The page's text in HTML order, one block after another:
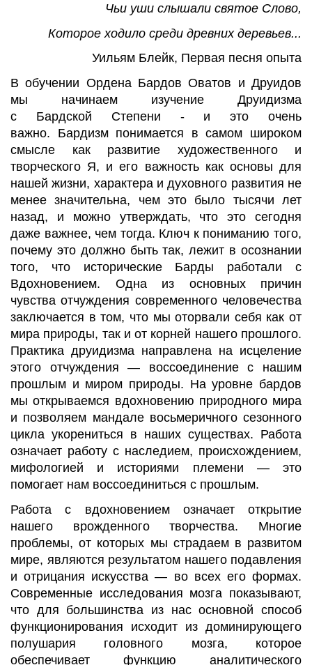
Чьи уши слышали святое Слово,
Которое ходило среди древних деревьев...
Уильям Блейк, Первая песня опыта
В обучении Ордена БардовОватов и Друидов
мы начинаем изучение Друидизма
с Бардской Степени - и это очень
важно. Бардизмпонимается в самом широком
смысле как развитие художественного и
творческого Я, и его важность как основы для
нашей жизни, характера и духовного развития не
менее значительна, чем это было тысячи лет
назад, и можно утверждать, что это сегодня
даже важнее, чем тогда. Ключ к пониманию того,
почему это должно быть так, лежит в осознании
того, что исторические Барды работали с
Вдохновением. Однаиз основных причин
чувства отчуждения современного человечества
заключается в том, что мы оторвали себя как от
мира природы, так и от корней нашего прошлого.
Практика друидизма направлена на исцеление
этого отчуждения— воссоединение с нашим
прошлым и миром природы. На уровне бардов
мы открываемся вдохновению природного мира
и позволяем мандалевосьмеричного сезонного
цикла укорениться в наших существах. Работа
означает работу с наследием, происхождением,
мифологией и историями племени —это
помогает нам воссоединиться с прошлым.
Работа с вдохновением означает открытие
нашего врожденного творчества. Многие
проблемы, от которых мы страдаем в развитом
мире, являются результатом нашего подавления
и отрицания искусства— во всех его формах.
Современные исследования мозга показывают,
что для большинства из нас основной способ
функционирования исходит из доминирующего
полушария головного мозга, которое
обеспечивает функцию аналитического